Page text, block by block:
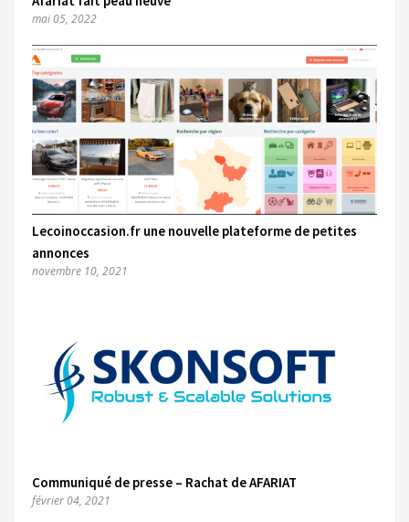
mai 05, 2022
Lecoinoccasion.fr une nouvelle plateforme de petites
annonces
novembre 10, 2021
Communiqué de presse – Rachat de AFARIAT
février 04, 2021